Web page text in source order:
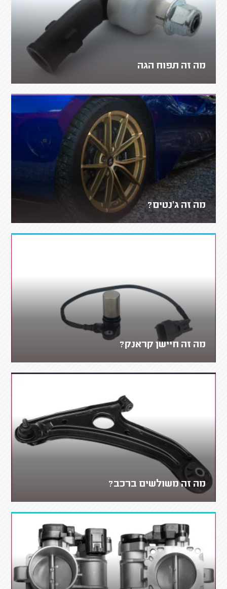
מה זה תפוח הגה
מה זה ג'נטים?
מה זה חיישן קראנק?
מה זה משולשים ברכב?